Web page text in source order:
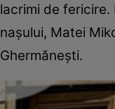
lacrimi de
nașului, Matei
Ghermănești.